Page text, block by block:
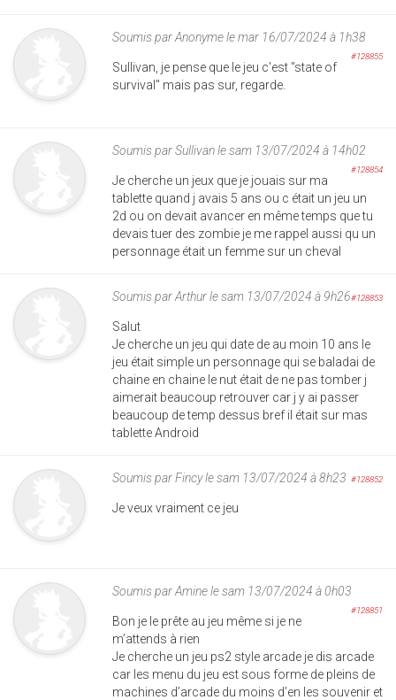
Soumis parAnonymele mar 16/07/2024 à 1h38
#128855
Sullivan, je pense que le jeu c'est "state of
survival" mais pas sur, regarde.
Soumis parSullivanle sam 13/07/2024 à 14h02
#128854
Je cherche un jeux que je jouais sur ma
tablette quand j avais 5 ans ou c était un jeu un
2d ou on devait avancer en même temps que tu
devais tuer des zombie je me rappel aussi qu un
personnage était un femme sur un cheval
Soumis parArthurle sam 13/07/2024 à 9h26#128853
Salut
Je cherche un jeu qui date de au moin 10 ans le
jeu était simple un personnage qui se baladai de
chaine en chaine le nut était de ne pas tomber j
aimerait beaucoup retrouver car j y ai passer
beaucoup de temp dessus bref il était sur mas
tablette Android
Soumis parFincyle sam 13/07/2024 à 8h23 #128852
Je veux vraiment ce jeu
Soumis parAminele sam 13/07/2024 à 0h03
#128851
Bon je le prête au jeu même si je ne
m’attends à rien
Je cherche un jeu ps2 style arcade je dis arcade
car les menu du jeu est sous forme de pleins de
machines d’arcade du moins d’en les souvenir et